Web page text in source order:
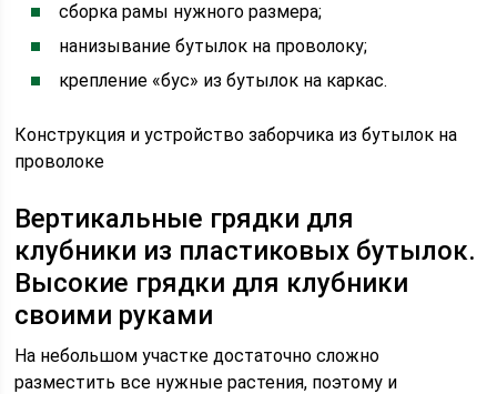
сборка рамы нужного размера;
нанизывание бутылок на проволоку;
крепление «бус» из бутылок на каркас.
Конструкция и устройство заборчика из бутылок на
проволоке
Вертикальные грядки для
клубники из пластиковых бутылок.
Высокие грядки для клубники
своими руками
На небольшом участке достаточно сложно
разместить все нужные растения, поэтому и